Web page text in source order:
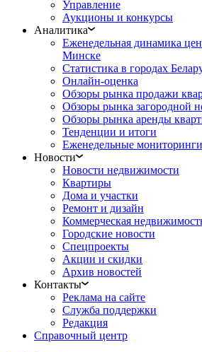
Управление
Аукционы и конкурсы
Аналитика
Еженедельная динамика
Минске
Статистика в городах
Онлайн-оценка
Обзоры рынка продажи
Обзоры рынка загородной
Обзоры рынка аренды
Тенденции и итоги
Еженедельные мониторинги
Новости
Новости недвижимости
Квартиры
Дома и участки
Ремонт и дизайн
Коммерческая
Городские новости
Спецпроекты
Акции и скидки
Архив новостей
Контакты
Реклама на сайте
Служба поддержки
Редакция
Справочный центр